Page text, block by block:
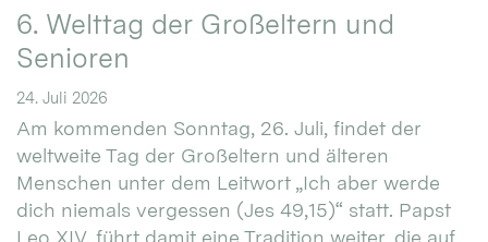
6. Welttag der Großeltern und
Senioren
24. Juli 2026
Am kommenden Sonntag, 26. Juli, findet der
weltweite Tag der Großeltern und älteren
Menschen unter dem Leitwort „Ich aber werde
dich niemals vergessen (Jes 49,15)“ statt. Papst